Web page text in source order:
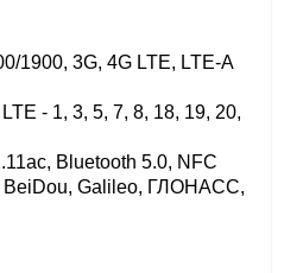
1900, 3G, 4G LTE, LTE-A
- 1, 3, 5, 7, 8, 18, 19, 20,
Bluetooth 5.0, NFC
BeiDou, Galileo, ГЛОНАСС,